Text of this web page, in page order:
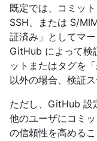
既定では、コミッ
SSH、または S/
証済み」としてマ
GitHub によって検
ットまたはタグを
以外の場合、検証
ただし、GitHub 設
他のユーザにコミ
の信頼性を高める